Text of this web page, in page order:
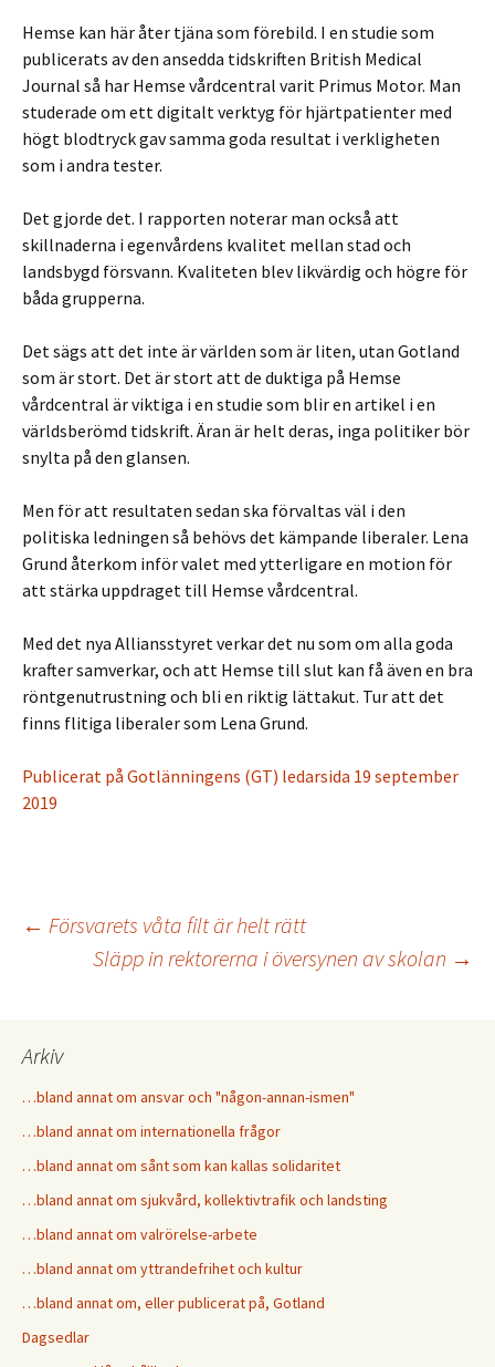
Hemse kan här åter tjäna som förebild. I en studie som
publicerats av den ansedda tidskriften British Medical
Journal så har Hemse vårdcentral varit Primus Motor. Man
studerade om ett digitalt verktyg för hjärtpatienter med
högt blodtryck gav samma goda resultat i verkligheten
som i andra tester.
Det gjorde det. I rapporten noterar man också att
skillnaderna i egenvårdens kvalitet mellan stad och
landsbygd försvann. Kvaliteten blev likvärdig och högre för
båda grupperna.
Det sägs att det inte är världen som är liten, utan Gotland
som är stort. Det är stort att de duktiga på Hemse
vårdcentral är viktiga i en studie som blir en artikel i en
världsberömd tidskrift. Äran är helt deras, inga politiker bör
snylta på den glansen.
Men för att resultaten sedan ska förvaltas väl i den
politiska ledningen så behövs det kämpande liberaler. Lena
Grund återkom inför valet med ytterligare en motion för
att stärka uppdraget till Hemse vårdcentral.
Med det nya Alliansstyret verkar det nu som om alla goda
krafter samverkar, och att Hemse till slut kan få även en bra
röntgenutrustning och bli en riktig lättakut. Tur att det
finns flitiga liberaler som Lena Grund.
Publicerat på Gotlänningens (GT) ledarsida 19 september
2019
Inläggsnavigering
← Försvarets våta filt är helt rätt
Släpp in rektorerna i översynen av skolan →
Arkiv
…bland annat om ansvar och "någon-annan-ismen"
…bland annat om internationella frågor
…bland annat om sånt som kan kallas solidaritet
…bland annat om sjukvård, kollektivtrafik och landsting
…bland annat om valrörelse-arbete
…bland annat om yttrandefrihet och kultur
…bland annat om, eller publicerat på, Gotland
Dagsedlar